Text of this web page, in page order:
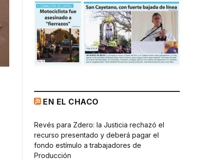
EN EL CHACO
Revés para Zdero: la Justicia rechazó el
recurso presentado y deberá pagar el
fondo estímulo a trabajadores de
Producción